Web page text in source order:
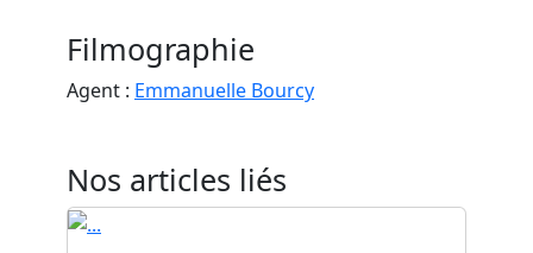
Filmographie
Agent : Emmanuelle Bourcy
Nos articles liés